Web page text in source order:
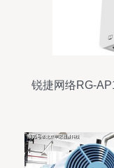
锐捷网络RG-